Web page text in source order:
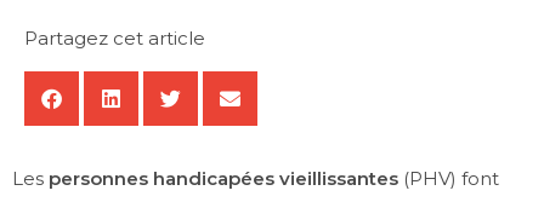
Partagez cet article
Les personnes handicapées vieillissantes (PHV) font